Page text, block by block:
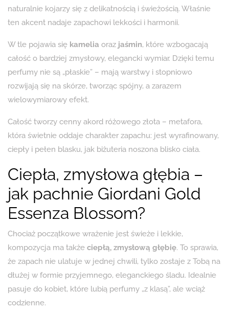
naturalnie kojarzy się z delikatnością i świeżością. Właśnie
ten akcent nadaje zapachowi lekkości i harmonii.
W tle pojawia się kamelia oraz jaśmin, które wzbogacają
całość o bardziej zmysłowy, elegancki wymiar. Dzięki temu
perfumy nie są „płaskie” – mają warstwy i stopniowo
rozwijają się na skórze, tworząc spójny, a zarazem
wielowymiarowy efekt.
Całość tworzy cenny akord różowego złota – metafora,
która świetnie oddaje charakter zapachu: jest wyrafinowany,
ciepły i pełen blasku, jak biżuteria noszona blisko ciała.
Ciepła, zmysłowa głębia –
jak pachnie Giordani Gold
Essenza Blossom?
Chociaż początkowe wrażenie jest świeże i lekkie,
kompozycja ma także ciepłą, zmysłową głębię. To sprawia,
że zapach nie ulatuje w jednej chwili, tylko zostaje z Tobą na
dłużej w formie przyjemnego, eleganckiego śladu. Idealnie
pasuje do kobiet, które lubią perfumy „z klasą”, ale wciąż
codzienne.